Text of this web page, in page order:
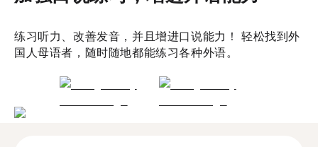
练习听力、改善发音，并且增进口说能力！ 轻松找到外
国人母语者，随时随地都能练习各种外语。